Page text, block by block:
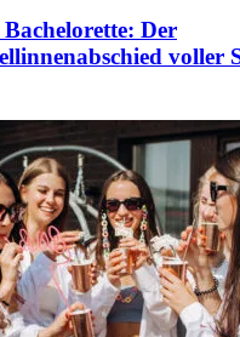
Der
voller